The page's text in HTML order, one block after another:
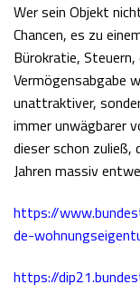
Wer sein Objekt
Chancen, es zu
Bürokratie,
Vermögensabgabe
unattraktiver,
immer unwägbarer
dieser schon zuließ,
Jahren massiv
https://
de-
https://